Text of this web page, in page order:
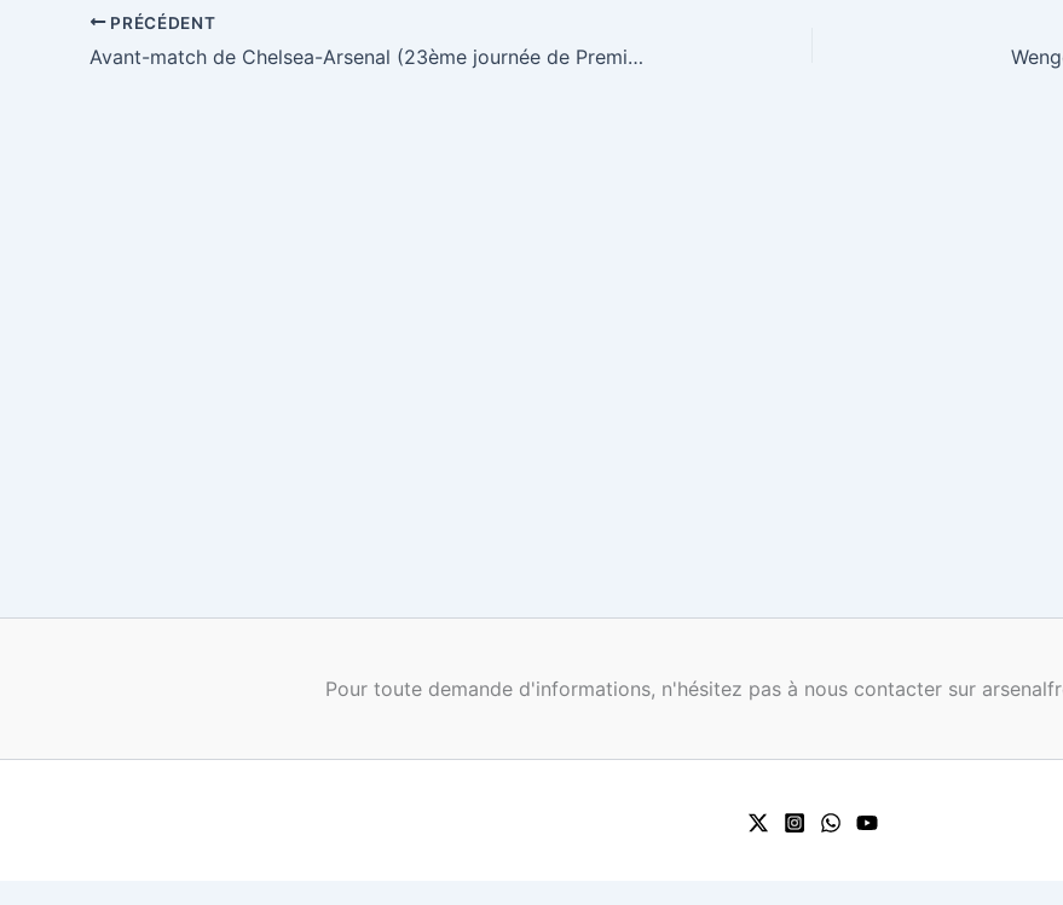
PRÉCÉDENT
Avant-match de Chelsea-Arsenal (23ème journée de Premier League).
Pour toute demande d'informations, n'hésitez pas à nous contacter sur